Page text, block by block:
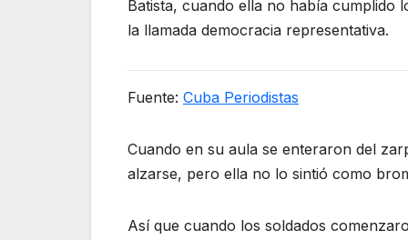
Batista, cuando ella no había cumplido
la llamada democracia representativa.
Fuente: Cuba Periodistas
Cuando en su aula se enteraron del
alzarse, pero ella no lo sintió como
Así que cuando los soldados